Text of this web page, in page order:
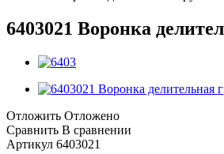
6403021 Воронка
Отложить Отложено
Сравнить В сравнении
Артикул 6403021